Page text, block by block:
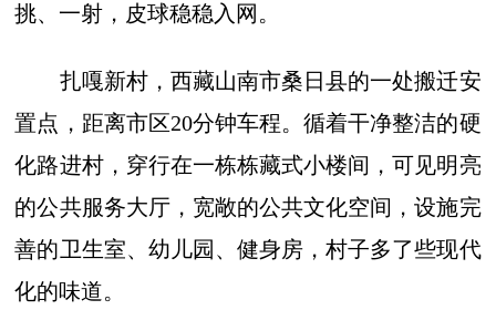
挑、一射，皮球稳稳入网。
扎嘎新村，西藏山南市桑日县的一处搬迁安
置点，距离市区20分钟车程。循着干净整洁的硬
化路进村，穿行在一栋栋藏式小楼间，可见明亮
的公共服务大厅，宽敞的公共文化空间，设施完
善的卫生室、幼儿园、健身房，村子多了些现代
化的味道。